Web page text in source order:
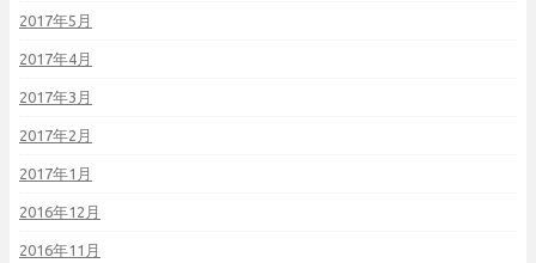
2017年5月
2017年4月
2017年3月
2017年2月
2017年1月
2016年12月
2016年11月